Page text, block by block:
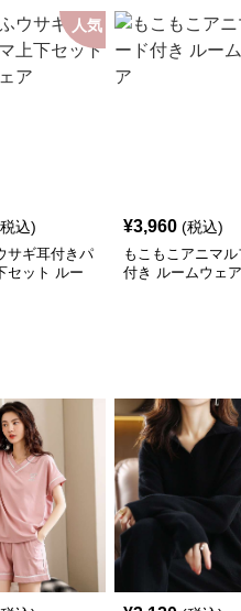
人気
込)
サギ耳付きパ
セット ルー
¥3,960 (税込)
もこもこアニマル
付き ルームウェア